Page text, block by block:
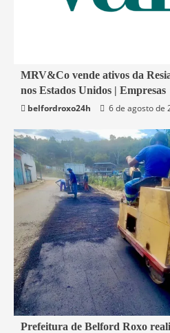
2 min read
Economia
MRV&Co vende ativos da
nos Estados Unidos | Empresas
belfordroxo24h
6 de agosto de
2 min read
Prefeitura de Belford Roxo